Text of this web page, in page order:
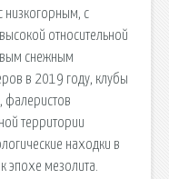
низкогорным, с
относительной
снежным
в 2019 году, клубы
фалеристов
территории
находки в
эпохе мезолита.